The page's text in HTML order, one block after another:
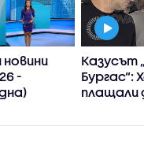
-
Казусът
Бургас“:
плащали